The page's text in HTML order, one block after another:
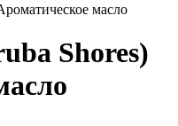
масло
Shores)